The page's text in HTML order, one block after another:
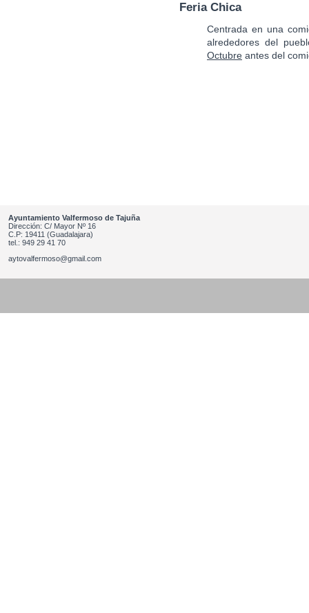
Feria Chica
Centrada en una
alrededores del
Octubre antes del
Ayuntamiento Valfermoso de Tajuña
Dirección: C/ Mayor Nº 16
C.P: 19411 (Guadalajara)
tel.: 949 29 41 70
aytovalfermoso@gmail.com